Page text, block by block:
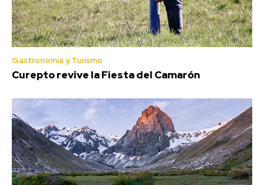
Gastronomía y Turismo
Curepto revive la Fiesta del Camarón